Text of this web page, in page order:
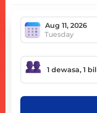
Tuesday